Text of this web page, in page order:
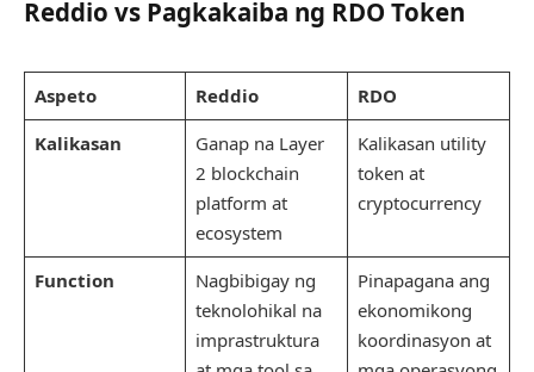
Reddio vs Pagkakaiba ng RDO Token
Aspeto Reddio
RDO
Kalikasan
Ganap na Layer
2 blockchain
platform at
ecosystem
Kalikasan utility
token at
cryptocurrency
Function
Nagbibigay ng
teknolohikal na
imprastruktura
Pinapagana ang
ekonomikong
koordinasyon at